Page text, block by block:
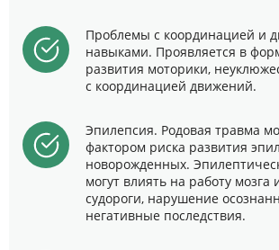
Проблемы с координацией и
навыками. Проявляется в
развития моторики,
с координацией движений.
Эпилепсия. Родовая травма
фактором риска развития
новорожденных.
могут влиять на работу мозга
судороги, нарушение
негативные последствия.